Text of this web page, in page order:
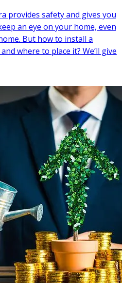
provides safety and gives you
an eye on your home, even
But how to install a
where to place it? We’ll give